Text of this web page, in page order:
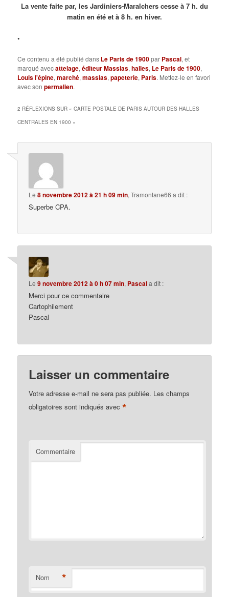
La vente faite par, les Jardiniers-Maraîchers cesse à 7 h. du
matin en été et à 8 h. en hiver.
•
Ce contenu a été publié dans Le Paris de 1900par Pascal, et
marqué avecattelage,éditeur Massias,halles, Le Paris de 1900,
Louis l'épine,marché,massias,papeterie, Paris. Mettez-le en favori
avec sonpermalien.
2 RÉFLEXIONS SUR «CARTE POSTALE DE PARIS AUTOUR DES HALLES
CENTRALES EN 1900 »
Le8 novembre 2012 à 21 h 09 min,Tramontane66 a dit :
Superbe CPA.
Le9 novembre 2012 à 0 h 07 min, Pascala dit :
Merci pour ce commentaire
Cartophilement
Pascal
Laisser un commentaire
Votre adresse e-mail ne sera pas publiée. Les champs
obligatoires sont indiqués avec*
Commentaire
Nom *